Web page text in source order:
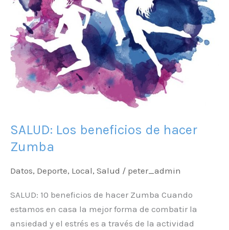
SALUD: Los beneficios de hacer
Zumba
Datos, Deporte, Local, Salud / peter_admin
SALUD: 10 beneficios de hacer Zumba Cuando
estamos en casa la mejor forma de combatir la
ansiedad y el estrés es a través de la actividad